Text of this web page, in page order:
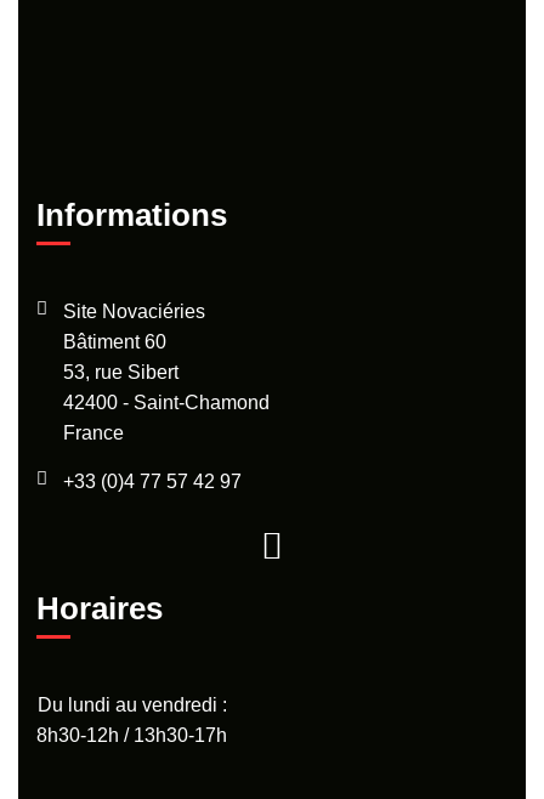
Informations
Site Novaciéries
Bâtiment 60
53, rue Sibert
42400 - Saint-Chamond
France
+33 (0)4 77 57 42 97
Horaires
Du lundi au vendredi :
8h30-12h / 13h30-17h